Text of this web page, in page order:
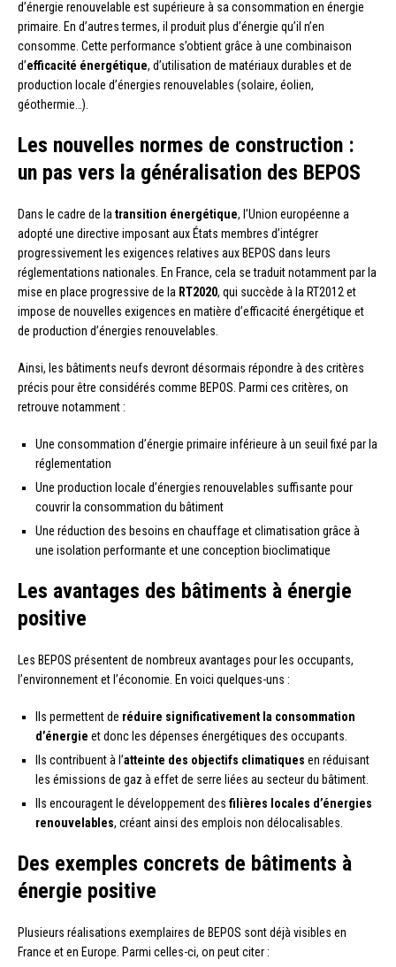
d’énergie renouvelable est supérieure à sa consommation en énergie
primaire. En d’autres termes, il produit plus d’énergie qu’il n’en
consomme. Cette performance s’obtient grâce à une combinaison
d’efficacité énergétique, d’utilisation de matériaux durables et de
production locale d’énergies renouvelables (solaire, éolien,
géothermie…).
Les nouvelles normes de construction :
un pas vers la généralisation des BEPOS
Dans le cadre de la transition énergétique, l’Union européenne a
adopté une directive imposant aux États membres d’intégrer
progressivement les exigences relatives aux BEPOS dans leurs
réglementations nationales. En France, cela se traduit notamment par la
mise en place progressive de la RT2020, qui succède à la RT2012 et
impose de nouvelles exigences en matière d’efficacité énergétique et
de production d’énergies renouvelables.
Ainsi, les bâtiments neufs devront désormais répondre à des critères
précis pour être considérés comme BEPOS. Parmi ces critères, on
retrouve notamment :
Une consommation d’énergie primaire inférieure à un seuil fixé par la
réglementation
Une production locale d’énergies renouvelables suffisante pour
couvrir la consommation du bâtiment
Une réduction des besoins en chauffage et climatisation grâce à
une isolation performante et une conception bioclimatique
Les avantages des bâtiments à énergie
positive
Les BEPOS présentent de nombreux avantages pour les occupants,
l’environnement et l’économie. En voici quelques-uns :
Ils permettent de réduire significativement la consommation
d’énergie et donc les dépenses énergétiques des occupants.
Ils contribuent à l’atteinte des objectifs climatiques en réduisant
les émissions de gaz à effet de serre liées au secteur du bâtiment.
Ils encouragent le développement des filières locales d’énergies
renouvelables, créant ainsi des emplois non délocalisables.
Des exemples concrets de bâtiments à
énergie positive
Plusieurs réalisations exemplaires de BEPOS sont déjà visibles en
France et en Europe. Parmi celles-ci, on peut citer :